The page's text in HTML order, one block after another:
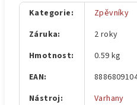
Kategorie:
Zpěvníky
Záruka:
2 roky
Hmotnost:
0.59 kg
EAN:
Nástroj: Varhany